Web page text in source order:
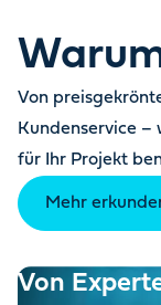
Von
Kundenservice –
für Ihr Projekt
Mehr
Von